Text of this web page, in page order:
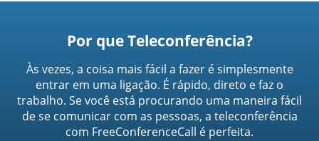
Por que Teleconferência?
Às vezes, a coisa mais fácil a fazer é simplesmente
entrar em uma ligação. É rápido, direto e faz o
trabalho. Se você está procurando uma maneira fácil
de se comunicar com as pessoas, a teleconferência
com FreeConferenceCall é perfeita.